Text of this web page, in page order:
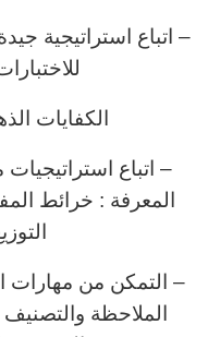
– اتباع استراتيجية
الكفايات
– اتباع
المعرفة : خرائط
– التمكن من مهارات
الملاحظة والتصنيف